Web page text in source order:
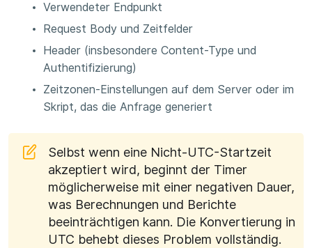
Verwendeter Endpunkt
Request Body und Zeitfelder
Header (insbesondere Content-Type und
Authentifizierung)
Zeitzonen-Einstellungen auf dem Server oder im
Skript, das die Anfrage generiert
Selbst wenn eine Nicht-UTC-Startzeit
akzeptiert wird, beginnt der Timer
möglicherweise mit einer negativen Dauer,
was Berechnungen und Berichte
beeinträchtigen kann. Die Konvertierung in
UTC behebt dieses Problem vollständig.